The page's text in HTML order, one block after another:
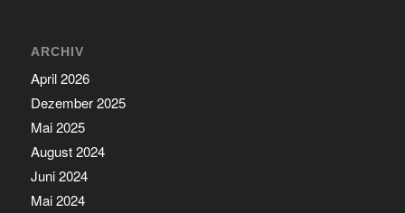
ARCHIV
April 2026
Dezember 2025
Mai 2025
August 2024
Juni 2024
Mai 2024